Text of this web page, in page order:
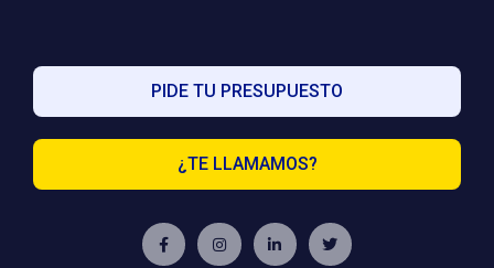
PIDE TU PRESUPUESTO
¿TE LLAMAMOS?